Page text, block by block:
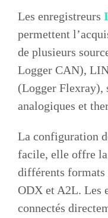
Les enregistreurs
permettent
de plusieurs
Logger CAN),
(Logger Flexray),
analogiques et
La configuration
facile, elle offre
différents formats
ODX et A2L. Les
connectés